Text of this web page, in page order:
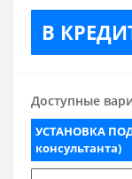
В
Доступные
УСТАНОВКА
консультанта)